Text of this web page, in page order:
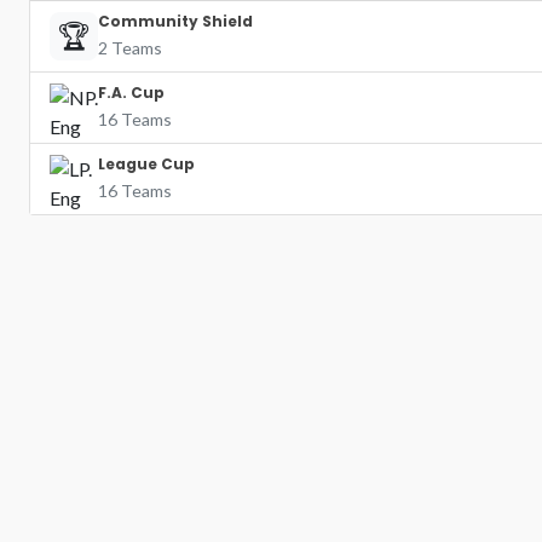
🏆 Community Shield
2 Teams
F.A. Cup
16 Teams
League Cup
16 Teams